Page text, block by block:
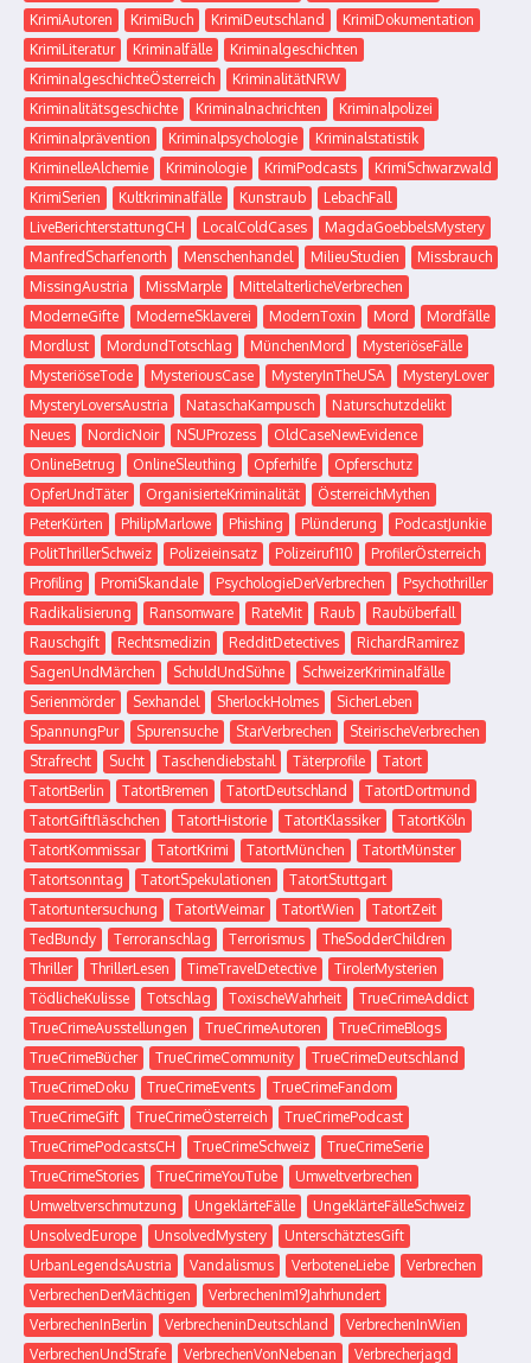
KrimiAutoren
KrimiBuch KrimiDeutschland
KrimiDokumentation
KrimiLiteratur
Kriminalfälle
Kriminalgeschichten
KriminalgeschichteÖsterreich
KriminalitätNRW
Kriminalitätsgeschichte
Kriminalnachrichten
Kriminalpolizei
Kriminalprävention
Kriminalpsychologie
Kriminalstatistik
KriminelleAlchemie
Kriminologie KrimiPodcasts
KrimiSchwarzwald
KrimiSerien
Kultkriminalfälle Kunstraub
LebachFall
LiveBerichterstattungCH
LocalColdCases
MagdaGoebbelsMystery
ManfredScharfenorth
Menschenhandel MilieuStudien
Missbrauch
MissingAustria
MissMarple
MittelalterlicheVerbrechen
ModerneGifte
ModerneSklaverei ModernToxin Mord
Mordfälle
Mordlust
MordundTotschlag MünchenMord
MysteriöseFälle
MysteriöseTode
MysteriousCase MysteryInTheUSA
MysteryLover
MysteryLoversAustria
NataschaKampusch
Naturschutzdelikt
Neues
NordicNoir NSUProzess
OldCaseNewEvidence
OnlineBetrug
OnlineSleuthing Opferhilfe
Opferschutz
OpferUndTäter
OrganisierteKriminalität
ÖsterreichMythen
PeterKürten
PhilipMarlowe Phishing Plünderung
PodcastJunkie
PolitThrillerSchweiz
Polizeieinsatz Polizeiruf110
ProfilerÖsterreich
Profiling
PromiSkandale PsychologieDerVerbrechen
Psychothriller
Radikalisierung
Ransomware RateMit Raub
Raubüberfall
Rauschgift
Rechtsmedizin RedditDetectives
RichardRamirez
SagenUndMärchen
SchuldUndSühne
SchweizerKriminalfälle
Serienmörder
Sexhandel SherlockHolmes
SicherLeben
SpannungPur
Spurensuche StarVerbrechen
SteirischeVerbrechen
Strafrecht
Sucht Taschendiebstahl Täterprofile
Tatort
TatortBerlin
TatortBremen TatortDeutschland
TatortDortmund
TatortGiftfläschchen
TatortHistorie TatortKlassiker
TatortKöln
TatortKommissar
TatortKrimi TatortMünchen
TatortMünster
Tatortsonntag
TatortSpekulationen
TatortStuttgart
Tatortuntersuchung
TatortWeimar TatortWien
TatortZeit
TedBundy
Terroranschlag Terrorismus
TheSodderChildren
Thriller
ThrillerLesen TimeTravelDetective
TirolerMysterien
TödlicheKulisse
Totschlag ToxischeWahrheit
TrueCrimeAddict
TrueCrimeAusstellungen
TrueCrimeAutoren
TrueCrimeBlogs
TrueCrimeBücher
TrueCrimeCommunity
TrueCrimeDeutschland
TrueCrimeDoku
TrueCrimeEvents
TrueCrimeFandom
TrueCrimeGift
TrueCrimeÖsterreich
TrueCrimePodcast
TrueCrimePodcastsCH
TrueCrimeSchweiz
TrueCrimeSerie
TrueCrimeStories
TrueCrimeYouTube
Umweltverbrechen
Umweltverschmutzung
UngeklärteFälle
UngeklärteFälleSchweiz
UnsolvedEurope
UnsolvedMystery
UnterschätztesGift
UrbanLegendsAustria
Vandalismus VerboteneLiebe
Verbrechen
VerbrechenDerMächtigen
VerbrechenIm19Jahrhundert
VerbrechenInBerlin
VerbrecheninDeutschland
VerbrechenInWien
VerbrechenUndStrafe
VerbrechenVonNebenan
Verbrecherjagd